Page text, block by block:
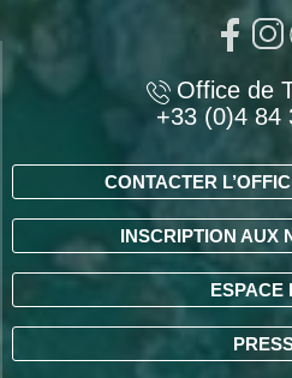
Office de
+33 (0)4 84
CONTACTER
INSCRIPTION AUX
ESPACE